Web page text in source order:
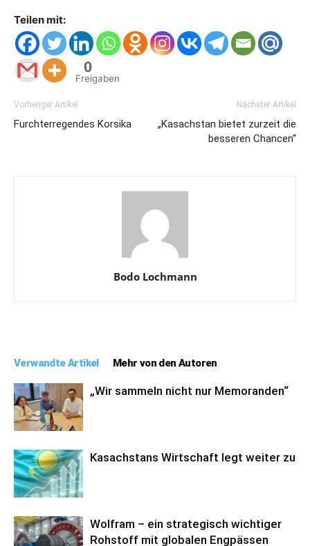
Teilen mit:
0
Freigaben
Vorheriger Artikel
Furchterregendes Korsika
Nächster Artikel
„Kasachstan bietet zurzeit die
besseren Chancen“
Bodo Lochmann
Verwandte Artikel Mehr von den Autoren
„Wir sammeln nicht nur Memoranden“
Kasachstans Wirtschaft legt weiter zu
Wolfram – ein strategisch wichtiger
Rohstoff mit globalen Engpässen